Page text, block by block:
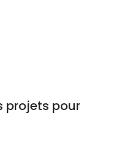
projets pour